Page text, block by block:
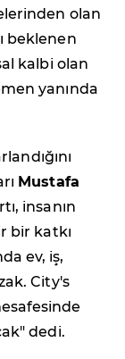
olan
beklenen
kalbi olan
yanında
Mustafa
insanın
bir katkı
ev, iş,
City's
dedi.